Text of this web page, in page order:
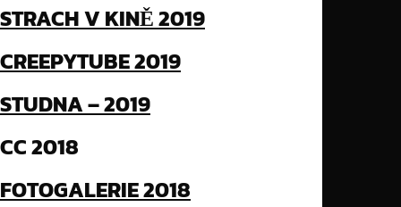
STRACH V KINĚ 2019
CREEPYTUBE 2019
STUDNA – 2019
CC 2018
FOTOGALERIE 2018